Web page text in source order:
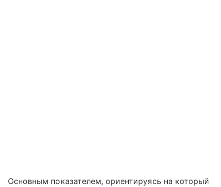
Основным показателем, ориентируясь на который